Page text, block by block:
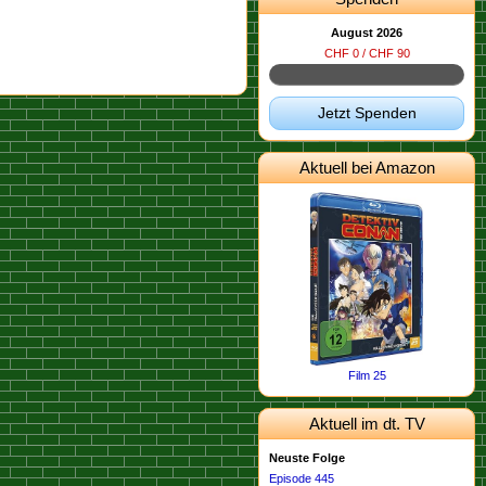
August 2026
CHF 0 / CHF 90
Jetzt Spenden
Aktuell bei Amazon
Film 25
Aktuell im dt. TV
Neuste Folge
Episode 445